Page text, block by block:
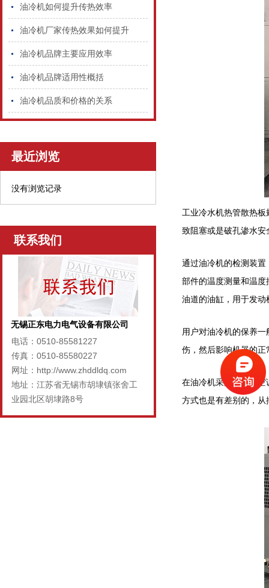
油冷机如何提升传热效率
油冷机厂家传热效果如何提升
油冷机品牌主要应用效率
油冷机品牌适用性概括
油冷机品质和价格的关系
最近浏览
没有浏览记录
联系我们
无锡正东电力电气设备有限公司
电话：0510-85581227
传真：0510-85580227
网址：http://www.zhddldq.com
地址：江苏省无锡市胡埭镇张舍工
业园北区胡埭路8号
工业冷水机热管散热
致阻塞或是破孔渗水
通过油冷机的检测装
部件的温度测量和温
油道的油缸，用于发动
用户对油冷机的保养
伤，然后影响机器的正
在油冷机采用层面，
方式也是有差别的，